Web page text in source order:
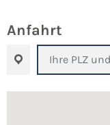
Anfahrt